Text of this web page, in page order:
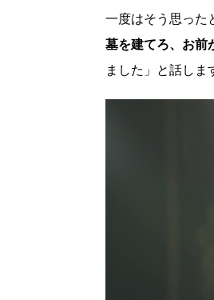
一度はそう思った
墓を建てろ、お前
ました」と話しま